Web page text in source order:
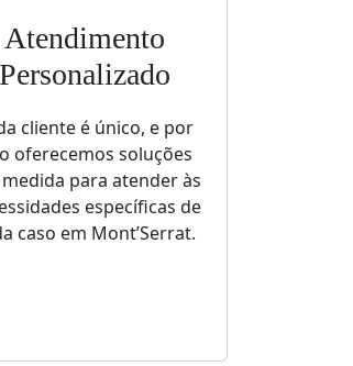
Atendimento
Personalizado
cliente é único, e por
oferecemos soluções
para atender às
específicas de
caso em Mont’Serrat.